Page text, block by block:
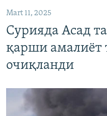
Mart 11, 2025
Сурияда Асад
қарши амалиёт
очиқланди